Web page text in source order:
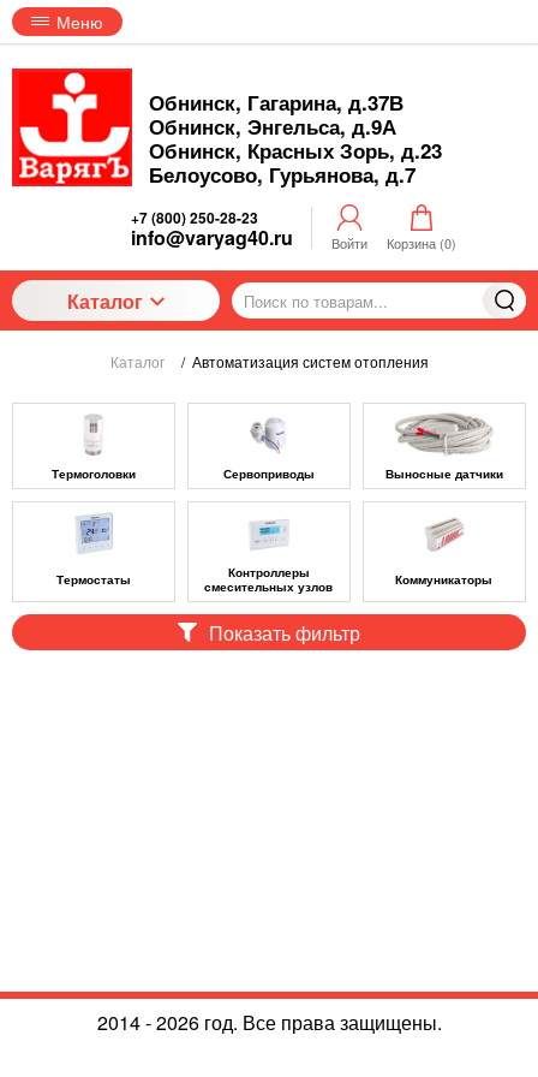
Меню
Обнинск, Гагарина, д.37В
Обнинск, Энгельса, д.9А
Обнинск, Красных Зорь, д.23
Белоусово, Гурьянова, д.7
+7 (800) 250-28-23
info@varyag40.ru Войти Корзина (0)
Каталог
Каталог / Автоматизация систем отопления
Термоголовки Сервоприводы Выносные датчики
Термостаты
Контроллеры
смесительных узлов
Коммуникаторы
Показать фильтр
2014 - 2026 год. Все права защищены.